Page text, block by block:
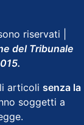
riservati |
del Tribunale
articoli senza la
soggetti a